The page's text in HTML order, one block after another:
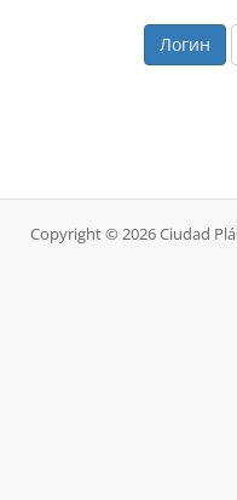
Copyright © 2026 Ciudad